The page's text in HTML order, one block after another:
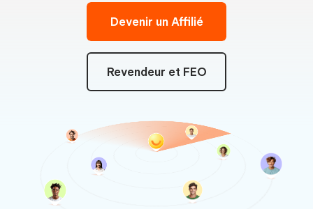
Devenir un Affilié
Revendeur et FEO